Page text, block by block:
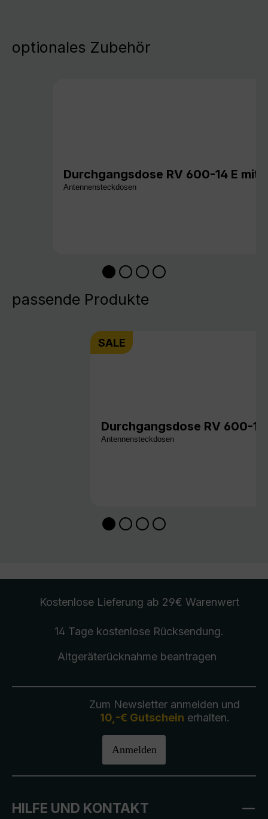
optionales Zubehör
Durchgangsdose RV 600-14 E
Antennensteckdosen
passende Produkte
SALE
Durchgangsdose RV 600-
Antennensteckdosen
Kostenlose Lieferung ab 29€ Warenwert
14 Tage kostenlose Rücksendung.
Altgeräterücknahmebeantragen
Zum Newsletter anmelden und
10,-€ Gutschein erhalten.
Anmelden
HILFE UND KONTAKT